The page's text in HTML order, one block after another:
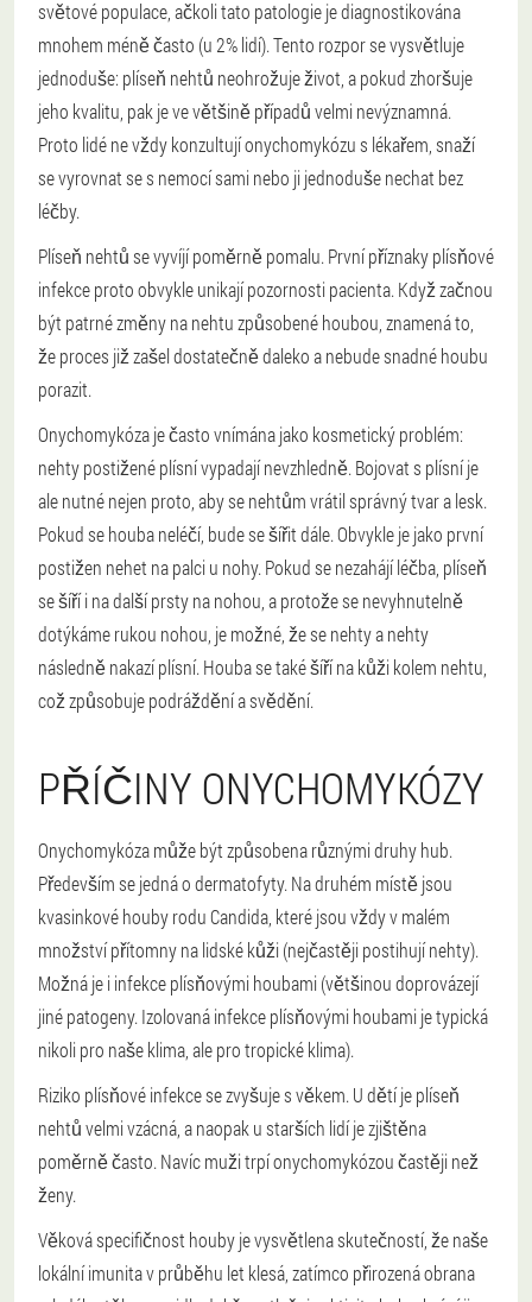
světové populace, ačkoli tato patologie je diagnostikována
mnohem méně často (u 2% lidí). Tento rozpor se vysvětluje
jednoduše: plíseň nehtů neohrožuje život, a pokud zhoršuje
jeho kvalitu, pak je ve většině případů velmi nevýznamná.
Proto lidé ne vždy konzultují onychomykózu s lékařem, snaží
se vyrovnat se s nemocí sami nebo ji jednoduše nechat bez
léčby.
Plíseň nehtů se vyvíjí poměrně pomalu. První příznaky plísňové
infekce proto obvykle unikají pozornosti pacienta. Když začnou
být patrné změny na nehtu způsobené houbou, znamená to,
že proces již zašel dostatečně daleko a nebude snadné houbu
porazit.
Onychomykóza je často vnímána jako kosmetický problém:
nehty postižené plísní vypadají nevzhledně. Bojovat s plísní je
ale nutné nejen proto, aby se nehtům vrátil správný tvar a lesk.
Pokud se houba neléčí, bude se šířit dále. Obvykle je jako první
postižen nehet na palci u nohy. Pokud se nezahájí léčba, plíseň
se šíří i na další prsty na nohou, a protože se nevyhnutelně
dotýkáme rukou nohou, je možné, že se nehty a nehty
následně nakazí plísní. Houba se také šíří na kůži kolem nehtu,
což způsobuje podráždění a svědění.
PŘÍČINY ONYCHOMYKÓZY
Onychomykóza může být způsobena různými druhy hub.
Především se jedná o dermatofyty. Na druhém místě jsou
kvasinkové houby rodu Candida, které jsou vždy v malém
množství přítomny na lidské kůži (nejčastěji postihují nehty).
Možná je i infekce plísňovými houbami (většinou doprovázejí
jiné patogeny. Izolovaná infekce plísňovými houbami je typická
nikoli pro naše klima, ale pro tropické klima).
Riziko plísňové infekce se zvyšuje s věkem. U dětí je plíseň
nehtů velmi vzácná, a naopak u starších lidí je zjištěna
poměrně často. Navíc muži trpí onychomykózou častěji než
ženy.
Věková specifičnost houby je vysvětlena skutečností, že naše
lokální imunita v průběhu let klesá, zatímco přirozená obrana